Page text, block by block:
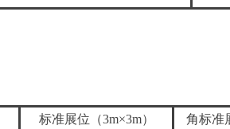
标准展位（3m×3m） 角标准